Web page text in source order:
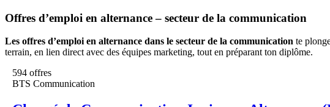
Offres d’emploi en alternance – secteur de la communication
Les offres d’emploi en alternance dans le secteur de la communication te
terrain, en lien direct avec des équipes marketing, tout en préparant ton diplôme.
594 offres
BTS Communication